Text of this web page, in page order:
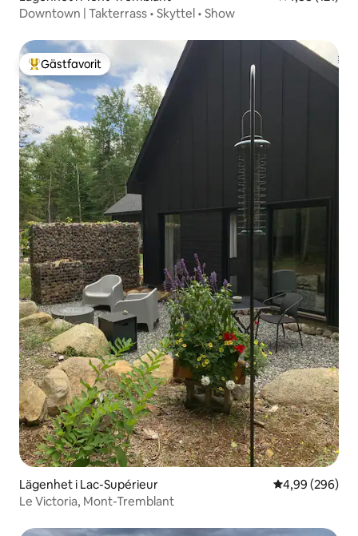
Downtown | Takterrass • Skyttel • Show
Populär gästfavorit
Gästfavorit
Lägenhet i Lac-Supérieur 4,99 av 5 i
4,99 (296)
Le Victoria, Mont-Tremblant